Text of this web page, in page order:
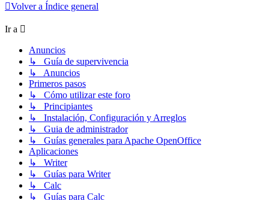
Volver a Índice general
Ir a
Anuncios
↳ Guía de supervivencia
↳ Anuncios
Primeros pasos
↳ Cómo utilizar este foro
↳ Principiantes
↳ Instalación, Configuración y Arreglos
↳ Guia de administrador
↳ Guías generales para Apache OpenOffice
Aplicaciones
↳ Writer
↳ Guías para Writer
↳ Calc
↳ Guías para Calc